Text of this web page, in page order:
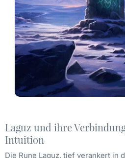
Laguz und ihre
Intuition
Die Rune Laguz, tief verankert in